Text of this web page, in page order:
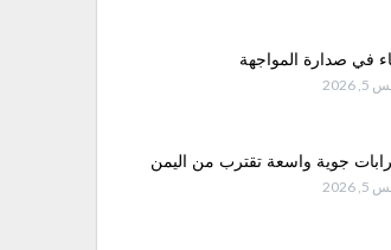
في صدارة المواجهة
جوية واسعة تقترب من اليمن